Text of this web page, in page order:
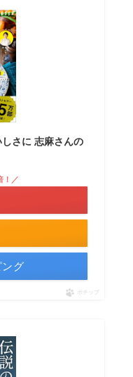
さに 志麻さんの
！／
ング
ポチップ